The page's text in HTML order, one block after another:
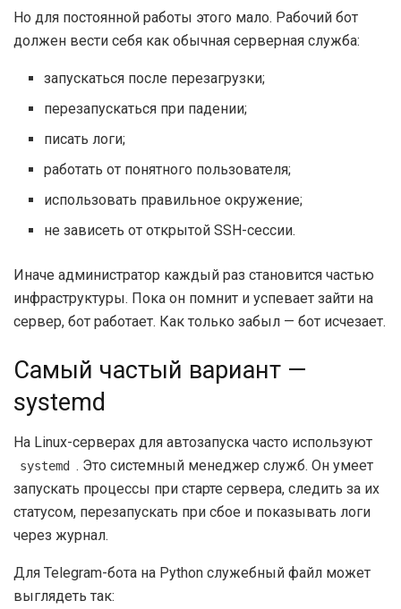
Но для постоянной работы этого мало. Рабочий бот
должен вести себя как обычная серверная служба:
запускаться после перезагрузки;
перезапускаться при падении;
писать логи;
работать от понятного пользователя;
использовать правильное окружение;
не зависеть от открытой SSH-сессии.
Иначе администратор каждый раз становится частью
инфраструктуры. Пока он помнит и успевает зайти на
сервер, бот работает. Как только забыл — бот исчезает.
Самый частый вариант —
systemd
На Linux-серверах для автозапуска часто используют
systemd
. Это системный менеджер служб. Он умеет
запускать процессы при старте сервера, следить за их
статусом, перезапускать при сбое и показывать логи
через журнал.
Для Telegram-бота на Python служебный файл может
выглядеть так: